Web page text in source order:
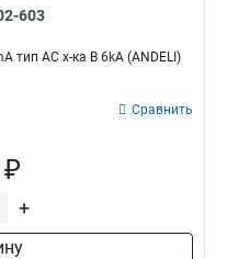
603
тип AC х-ка B 6kA (ANDELI)
Сравнить
+